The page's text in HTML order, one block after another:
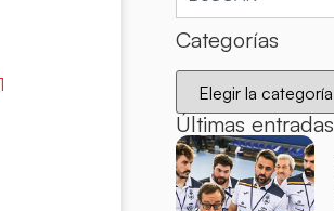
Categorías
Últimas entradas